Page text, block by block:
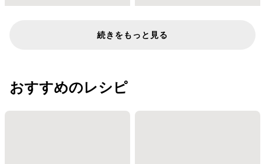
続きをもっと見る
おすすめのレシピ